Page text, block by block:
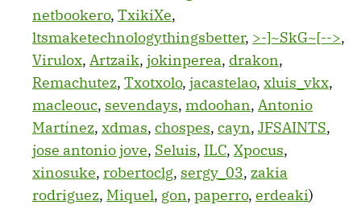
netbookero, TxikiXe,
ltsmaketechnologythingsbetter, >-]~SkG~[-->,
Virulox, Artzaik, jokinperea, drakon,
Remachutez, Txotxolo, jacastelao, xluis_vkx,
macleouc, sevendays, mdoohan, Antonio
Martínez, xdmas, chospes, cayn, JFSAINTS,
jose antonio jove, Seluis, ILC, Xpocus,
xinosuke, robertoclg, sergy_03, zakia
rodriguez, Miquel, gon, paperro, erdeaki)